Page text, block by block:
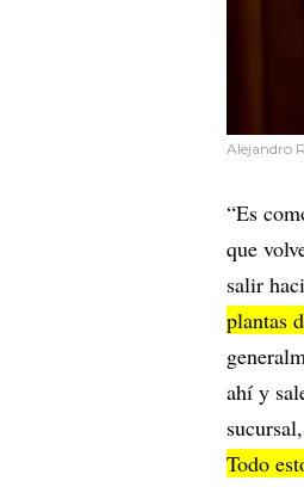
Alejandro
“Es
que
salir
plantas
ahí y
Todo